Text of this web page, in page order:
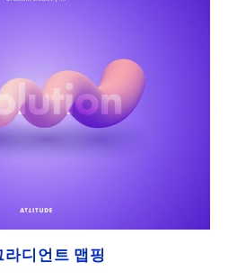
라디언트 맵핑